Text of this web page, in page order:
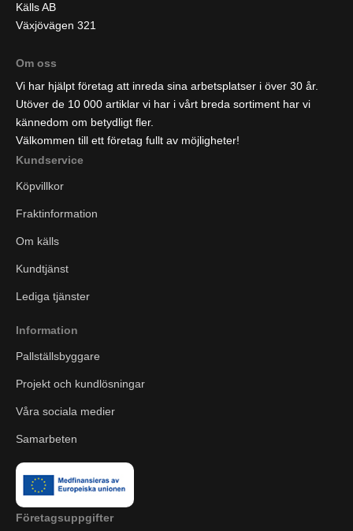
Källs AB
Växjövägen 321
Om oss
Vi har hjälpt företag att inreda sina arbetsplatser i över 30 år.
Utöver de 10 000 artiklar vi har i vårt breda sortiment har vi
kännedom om betydligt fler.
Välkommen till ett företag fullt av möjligheter!
Kundservice
Köpvillkor
Fraktinformation
Om källs
Kundtjänst
Lediga tjänster
Information
Pallställsbyggare
Projekt och kundlösningar
Våra sociala medier
Samarbeten
Företagsuppgifter